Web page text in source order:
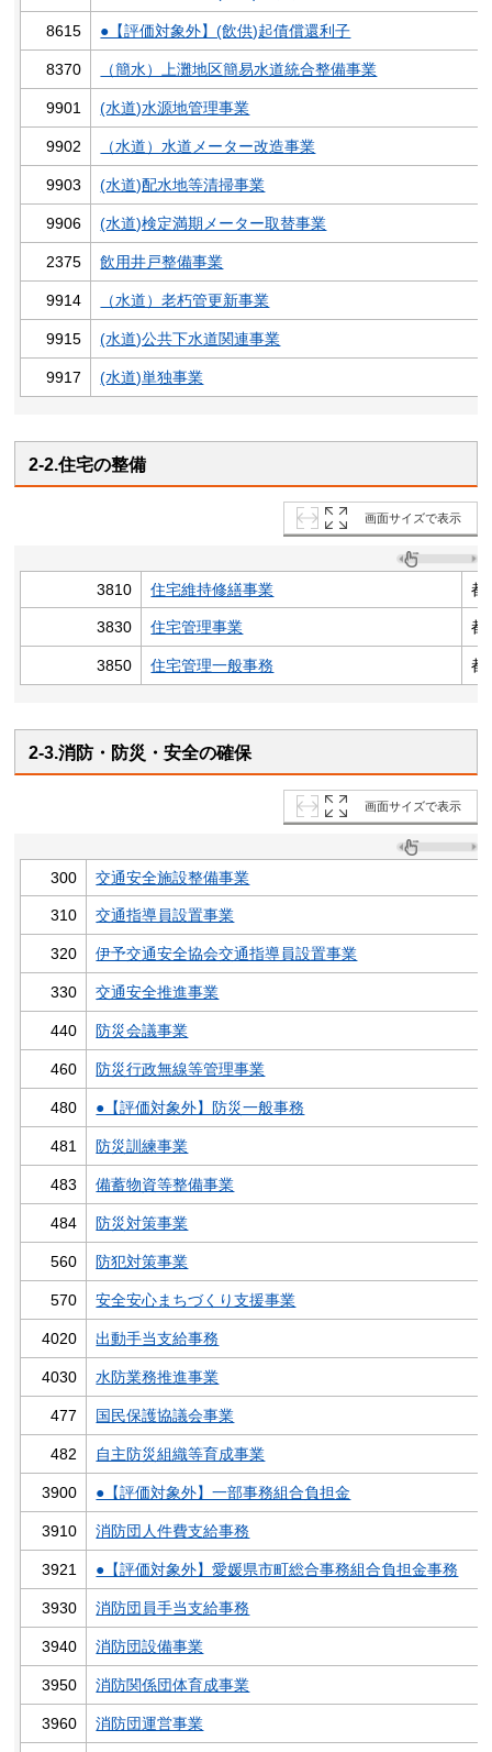
8615 ●【評価対象外】(飲供)起債償還利子
8370 （簡水）上灘地区簡易水道統合整備事業
9901 (水道)水源地管理事業
9902 （水道）水道メーター改造事業
9903 (水道)配水地等清掃事業
9906 (水道)検定満期メーター取替事業
2375 飲用井戸整備事業
9914 （水道）老朽管更新事業
9915 (水道)公共下水道関連事業
9917 (水道)単独事業
2-2.住宅の整備
画面サイズで表示
3810 住宅維持修繕事業 都
3830 住宅管理事業 都
3850 住宅管理一般事務 都
2-3.消防・防災・安全の確保
画面サイズで表示
300 交通安全施設整備事業
310 交通指導員設置事業
320 伊予交通安全協会交通指導員設置事業
330 交通安全推進事業
440 防災会議事業
460 防災行政無線等管理事業
480 ●【評価対象外】防災一般事務
481 防災訓練事業
483 備蓄物資等整備事業
484 防災対策事業
560 防犯対策事業
570 安全安心まちづくり支援事業
4020 出動手当支給事務
4030 水防業務推進事業
477 国民保護協議会事業
482 自主防災組織等育成事業
3900 ●【評価対象外】一部事務組合負担金
3910 消防団人件費支給事務
3921 ●【評価対象外】愛媛県市町総合事務組合負担金事務
3930 消防団員手当支給事務
3940 消防団設備事業
3950 消防関係団体育成事業
3960 消防団運営事業